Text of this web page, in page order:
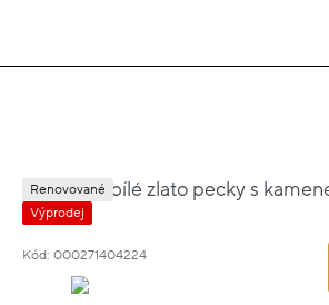
Náušnice bílé zlato pecky s
1.55g
Kód: 000271404224
Renovované
Výprodej